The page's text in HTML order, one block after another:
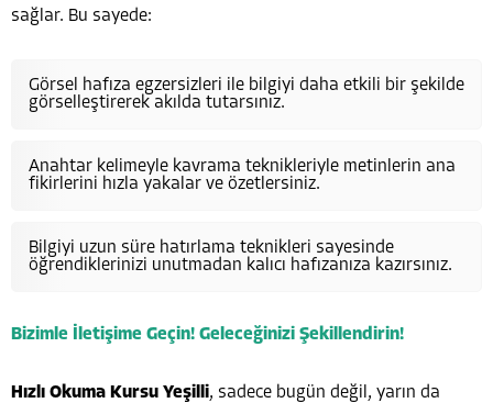
sağlar. Bu sayede:
Görsel hafıza egzersizleri ile bilgiyi daha etkili bir şekilde
görselleştirerek akılda tutarsınız.
Anahtar kelimeyle kavrama teknikleriyle metinlerin ana
fikirlerini hızla yakalar ve özetlersiniz.
Bilgiyi uzun süre hatırlama teknikleri sayesinde
öğrendiklerinizi unutmadan kalıcı hafızanıza kazırsınız.
Bizimle İletişime Geçin! Geleceğinizi Şekillendirin!
Hızlı Okuma Kursu Yeşilli, sadece bugün değil, yarın da